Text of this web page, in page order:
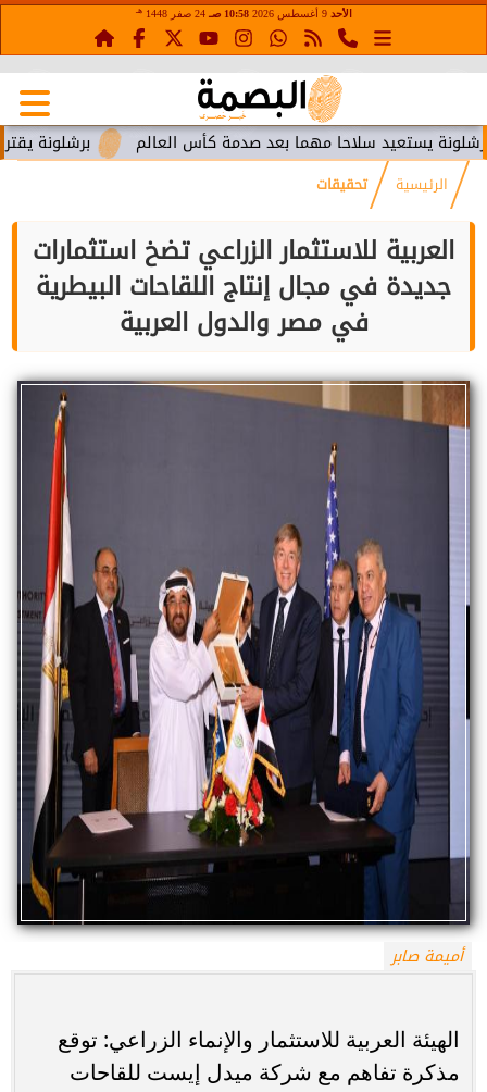
الأحد 9 أغسطس 2026 10:58 صـ 24 صفر 1448 هـ
برشلونة يقترب من سلاحا مهما بعد صدمة كأس العالم
الرئيسية تحقيقات
العربية للاستثمار الزراعي تضخ استثمارات
جديدة في مجال إنتاج اللقاحات البيطرية
في مصر والدول العربية
أميمة صابر
الهيئة العربية للاستثمار والإنماء الزراعي: توقع
مذكرة تفاهم مع شركة ميدل إيست للقاحات